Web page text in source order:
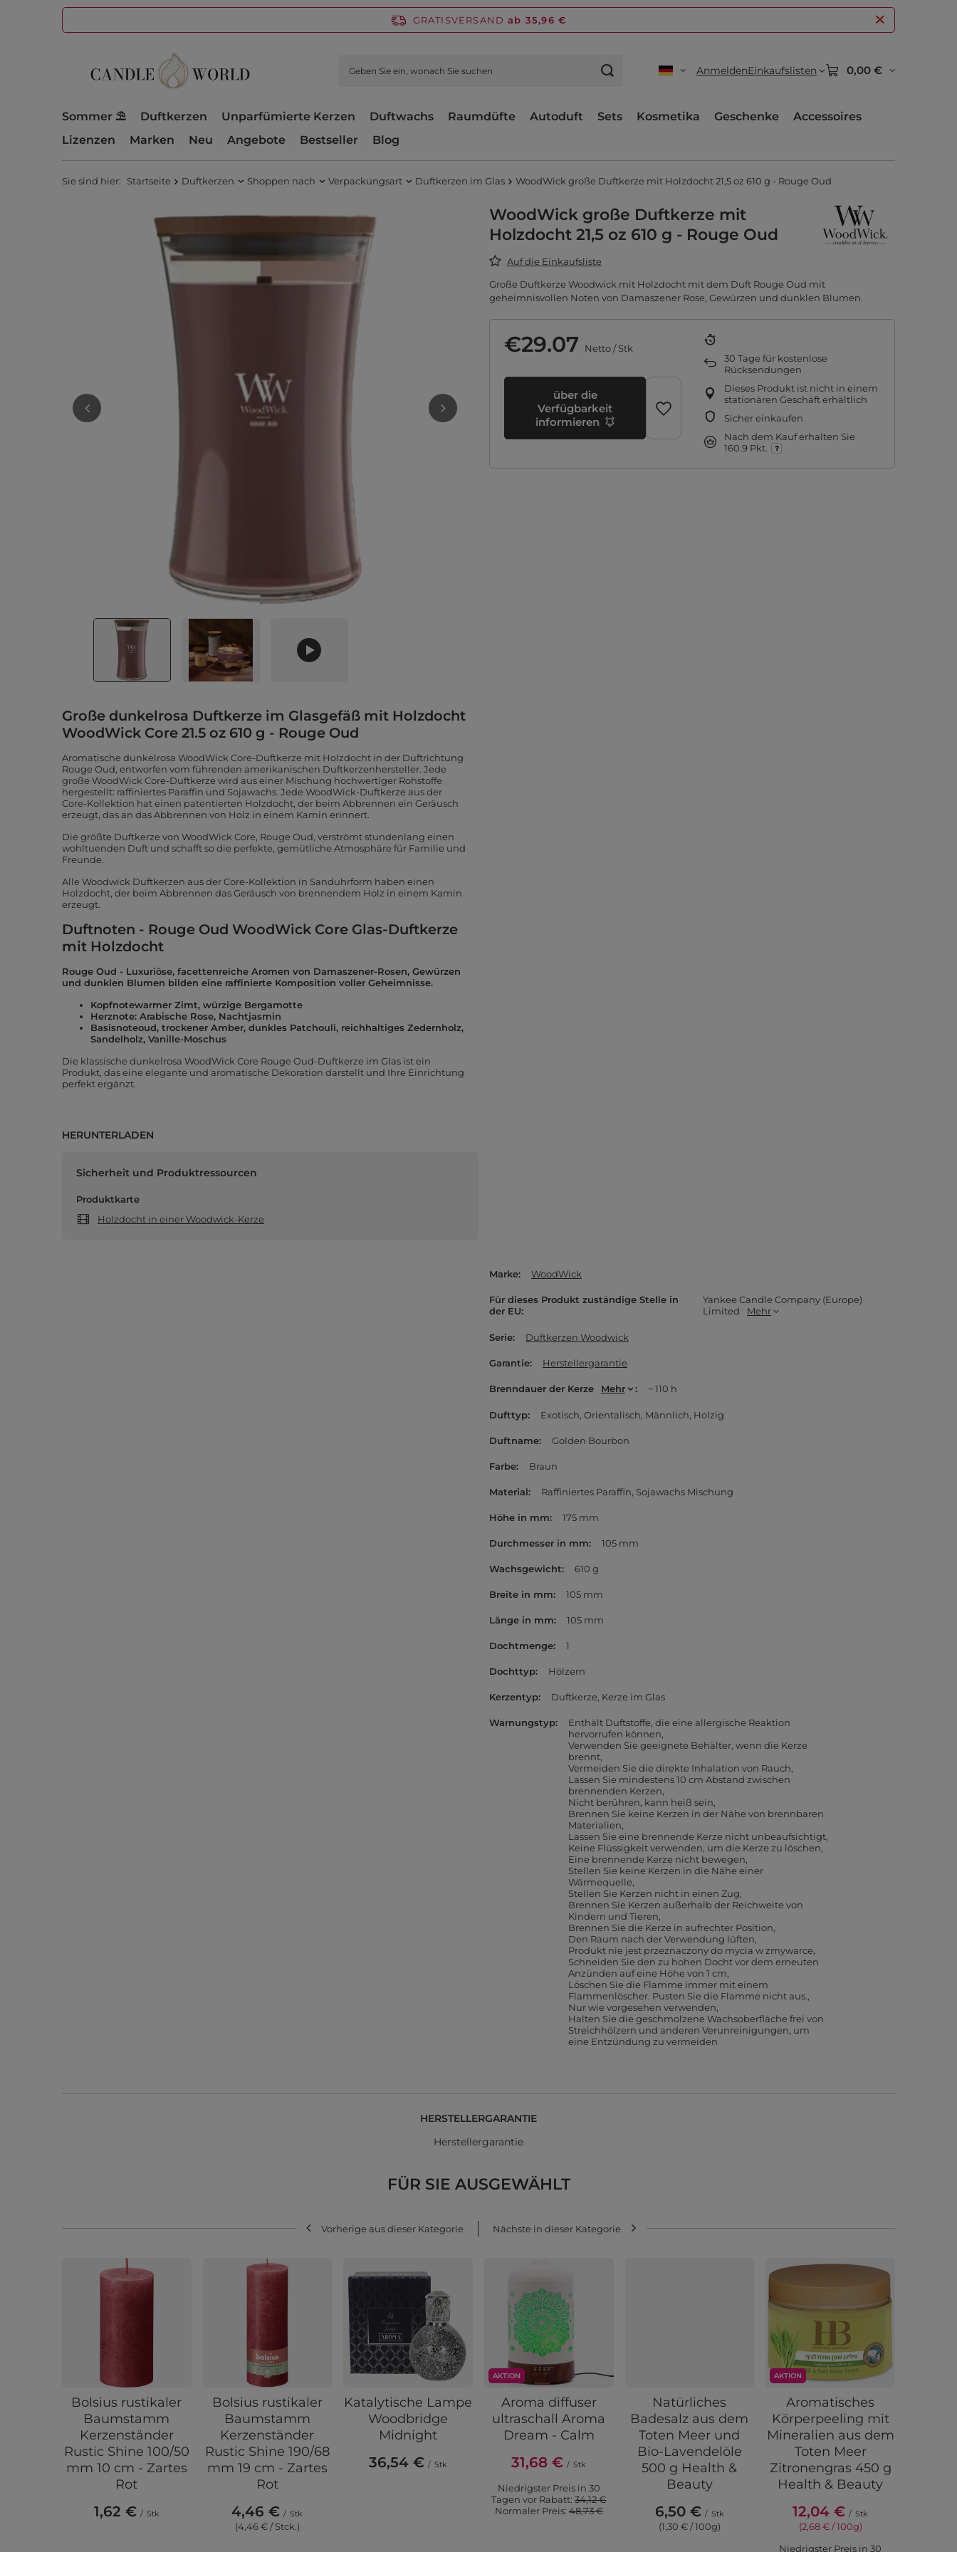
GRATISVERSAND ab 35,96 €
AnmeldenEinkaufslisten 0,00 €
Sommer ⛱️ Duftkerzen Unparfümierte Kerzen Duftwachs Raumdüfte Autoduft Sets Kosmetika Geschenke
Accessoires
Lizenzen
Marken Neu Angebote Bestseller Blog
Sie sind hier: Startseite Duftkerzen Shoppen nach Verpackungsart Duftkerzen im Glas WoodWick große Duftkerze mit Holzdocht 21,5 oz 610 g - Rouge Oud
WoodWick große Duftkerze mit
Holzdocht 21,5 oz 610 g - Rouge Oud
Auf die Einkaufsliste
Große Duftkerze Woodwick mit Holzdocht mit dem Duft Rouge Oud mit
geheimnisvollen Noten von Damaszener Rose, Gewürzen und dunklen Blumen.
€29.07 Netto/Stk
über die
Verfügbarkeit
informieren
30 Tage für kostenlose
Rücksendungen
Dieses Produkt ist nicht in einem
stationären Geschäft erhältlich
Sicher einkaufen
Nach dem Kauf erhalten Sie
160.9 Pkt.
Große dunkelrosa Duftkerze im Glasgefäß mit Holzdocht
WoodWick Core 21.5 oz 610 g - Rouge Oud
Aromatische dunkelrosa WoodWick Core-Duftkerze mit Holzdocht in der Duftrichtung
Rouge Oud, entworfen vom führenden amerikanischen Duftkerzenhersteller. Jede
große WoodWick Core-Duftkerze wird aus einer Mischung hochwertiger Rohstoffe
hergestellt: raffiniertes Paraffin und Sojawachs. Jede WoodWick-Duftkerze aus der
Core-Kollektion hat einen patentierten Holzdocht, der beim Abbrennen ein Geräusch
erzeugt, das an das Abbrennen von Holz in einem Kamin erinnert.
Die größte Duftkerze von WoodWick Core, Rouge Oud, verströmt stundenlang einen
wohltuenden Duft und schafft so die perfekte, gemütliche Atmosphäre für Familie und
Freunde.
Alle Woodwick Duftkerzen aus der Core-Kollektion in Sanduhrform haben einen
Holzdocht, der beim Abbrennen das Geräusch von brennendem Holz in einem Kamin
erzeugt.
Duftnoten - Rouge Oud WoodWick Core Glas-Duftkerze
mit Holzdocht
Rouge Oud - Luxuriöse, facettenreiche Aromen von Damaszener-Rosen, Gewürzen
und dunklen Blumen bilden eine raffinierte Komposition voller Geheimnisse.
Kopfnotewarmer Zimt, würzige Bergamotte
Herznote: Arabische Rose, Nachtjasmin
Basisnoteoud, trockener Amber, dunkles Patchouli, reichhaltiges Zedernholz,
Sandelholz, Vanille-Moschus
Die klassische dunkelrosa WoodWick Core Rouge Oud-Duftkerze im Glas ist ein
Produkt, das eine elegante und aromatische Dekoration darstellt und Ihre Einrichtung
perfekt ergänzt.
HERUNTERLADEN
Sicherheit und Produktressourcen
Produktkarte
Holzdocht in einer Woodwick-Kerze
Marke WoodWick
Für dieses Produkt zuständige Stelle in
der EU
Yankee Candle Company (Europe)
Limited
Mehr
Serie Duftkerzen Woodwick
Garantie Herstellergarantie
Brenndauer der Kerze Mehr ~ 110 h
Dufttyp Exotisch Orientalisch Männlich Holzig
Duftname Golden Bourbon
Farbe Braun
Material Raffiniertes Paraffin Sojawachs Mischung
Höhe in mm 175 mm
Durchmesser in mm 105 mm
Wachsgewicht 610 g
Breite in mm 105 mm
Länge in mm 105 mm
Dochtmenge 1
Dochttyp Hölzern
Kerzentyp Duftkerze Kerze im Glas
Warnungstyp
Enthält Duftstoffe, die eine allergische Reaktion
hervorrufen können
Verwenden Sie geeignete Behälter, wenn die Kerze
brennt
Vermeiden Sie die direkte Inhalation von Rauch
Lassen Sie mindestens 10 cm Abstand zwischen
brennenden Kerzen
Nicht berühren, kann heiß sein
Brennen Sie keine Kerzen in der Nähe von brennbaren
Materialien
Lassen Sie eine brennende Kerze nicht unbeaufsichtigt
Keine Flüssigkeit verwenden, um die Kerze zu löschen
Eine brennende Kerze nicht bewegen
Stellen Sie keine Kerzen in die Nähe einer
Wärmequelle
Stellen Sie Kerzen nicht in einen Zug
Brennen Sie Kerzen außerhalb der Reichweite von
Kindern und Tieren
Brennen Sie die Kerze in aufrechter Position
Den Raum nach der Verwendung lüften
Produkt nie jest przeznaczony do mycia w zmywarce
Schneiden Sie den zu hohen Docht vor dem erneuten
Anzünden auf eine Höhe von 1 cm
Löschen Sie die Flamme immer mit einem
Flammenlöscher. Pusten Sie die Flamme nicht aus.
Nur wie vorgesehen verwenden
Halten Sie die geschmolzene Wachsoberfläche frei von
Streichhölzern und anderen Verunreinigungen, um
eine Entzündung zu vermeiden
HERSTELLERGARANTIE
Herstellergarantie
FÜR SIE AUSGEWÄHLT
Vorherige aus dieser Kategorie Nächste in dieser Kategorie
Bolsius rustikaler
Baumstamm
Kerzenständer
Rustic Shine 100/50
mm 10 cm - Zartes
Rot
1,62 € / Stk
Bolsius rustikaler
Baumstamm
Kerzenständer
Rustic Shine 190/68
mm 19 cm - Zartes
Rot
4,46 € / Stk
(4,46 € / Stck.)
Katalytische Lampe
Woodbridge
Midnight
36,54 € / Stk
AKTION
Aroma diffuser
ultraschall Aroma
Dream - Calm
31,68 € / Stk
Niedrigster Preis in 30
Tagen vor Rabatt:34,12 €
Normaler Preis: 48,73 €
Natürliches
Badesalz aus dem
Toten Meer und
Bio-Lavendelöle
500 g Health &
Beauty
6,50 € / Stk
(1,30 € / 100g)
AKTION
Aromatisches
Körperpeeling mit
Mineralien aus dem
Toten Meer
Zitronengras 450 g
Health & Beauty
12,04 € / Stk
(2,68 € / 100g)
Niedrigster Preis in 30